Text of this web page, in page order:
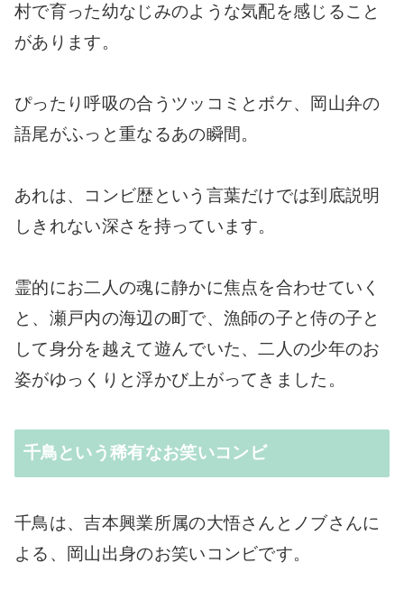
村で育った幼なじみのような気配を感じること
があります。
ぴったり呼吸の合うツッコミとボケ、岡山弁の
語尾がふっと重なるあの瞬間。
あれは、コンビ歴という言葉だけでは到底説明
しきれない深さを持っています。
霊的にお二人の魂に静かに焦点を合わせていく
と、瀬戸内の海辺の町で、漁師の子と侍の子と
して身分を越えて遊んでいた、二人の少年のお
姿がゆっくりと浮かび上がってきました。
千鳥という稀有なお笑いコンビ
千鳥は、吉本興業所属の大悟さんとノブさんに
よる、岡山出身のお笑いコンビです。